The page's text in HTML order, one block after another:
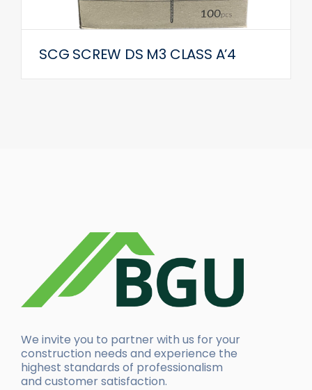
SCG SCREW DS M3 CLASS A’4
We invite you to partner with us for your
construction needs and experience the
highest standards of professionalism
and customer satisfaction.